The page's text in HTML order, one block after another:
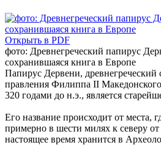
Открыть в PDF
фото: Древнегреческий папирус
сохранившаяся книга в Европе
Папирус Дервени, древнегреческий
правления Филиппа II
320 годами до н.э., является
Его название происходит от места,
примерно в шести милях к северу
настоящее время хранится в